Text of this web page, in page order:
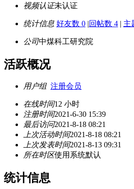
视频认证未认证
统计信息 好友数 0 |回帖数 4 | 主
公司中煤科工研究院
活跃概况
用户组 注册会员
在线时间12 小时
注册时间2021-6-30 15:39
最后访问2021-8-18 08:21
上次活动时间2021-8-18 08:21
上次发表时间2021-8-13 09:31
所在时区使用系统默认
统计信息